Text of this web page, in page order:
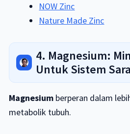
NOW Zinc
Nature Made Zinc
4. Magnesium:
Untuk Sistem
Magnesiumberperan dalam
metabolik tubuh.